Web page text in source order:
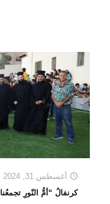
أغسطس 31, 2024
كرنفالُ “أمُّ النّورِ تجمعُنا 2”